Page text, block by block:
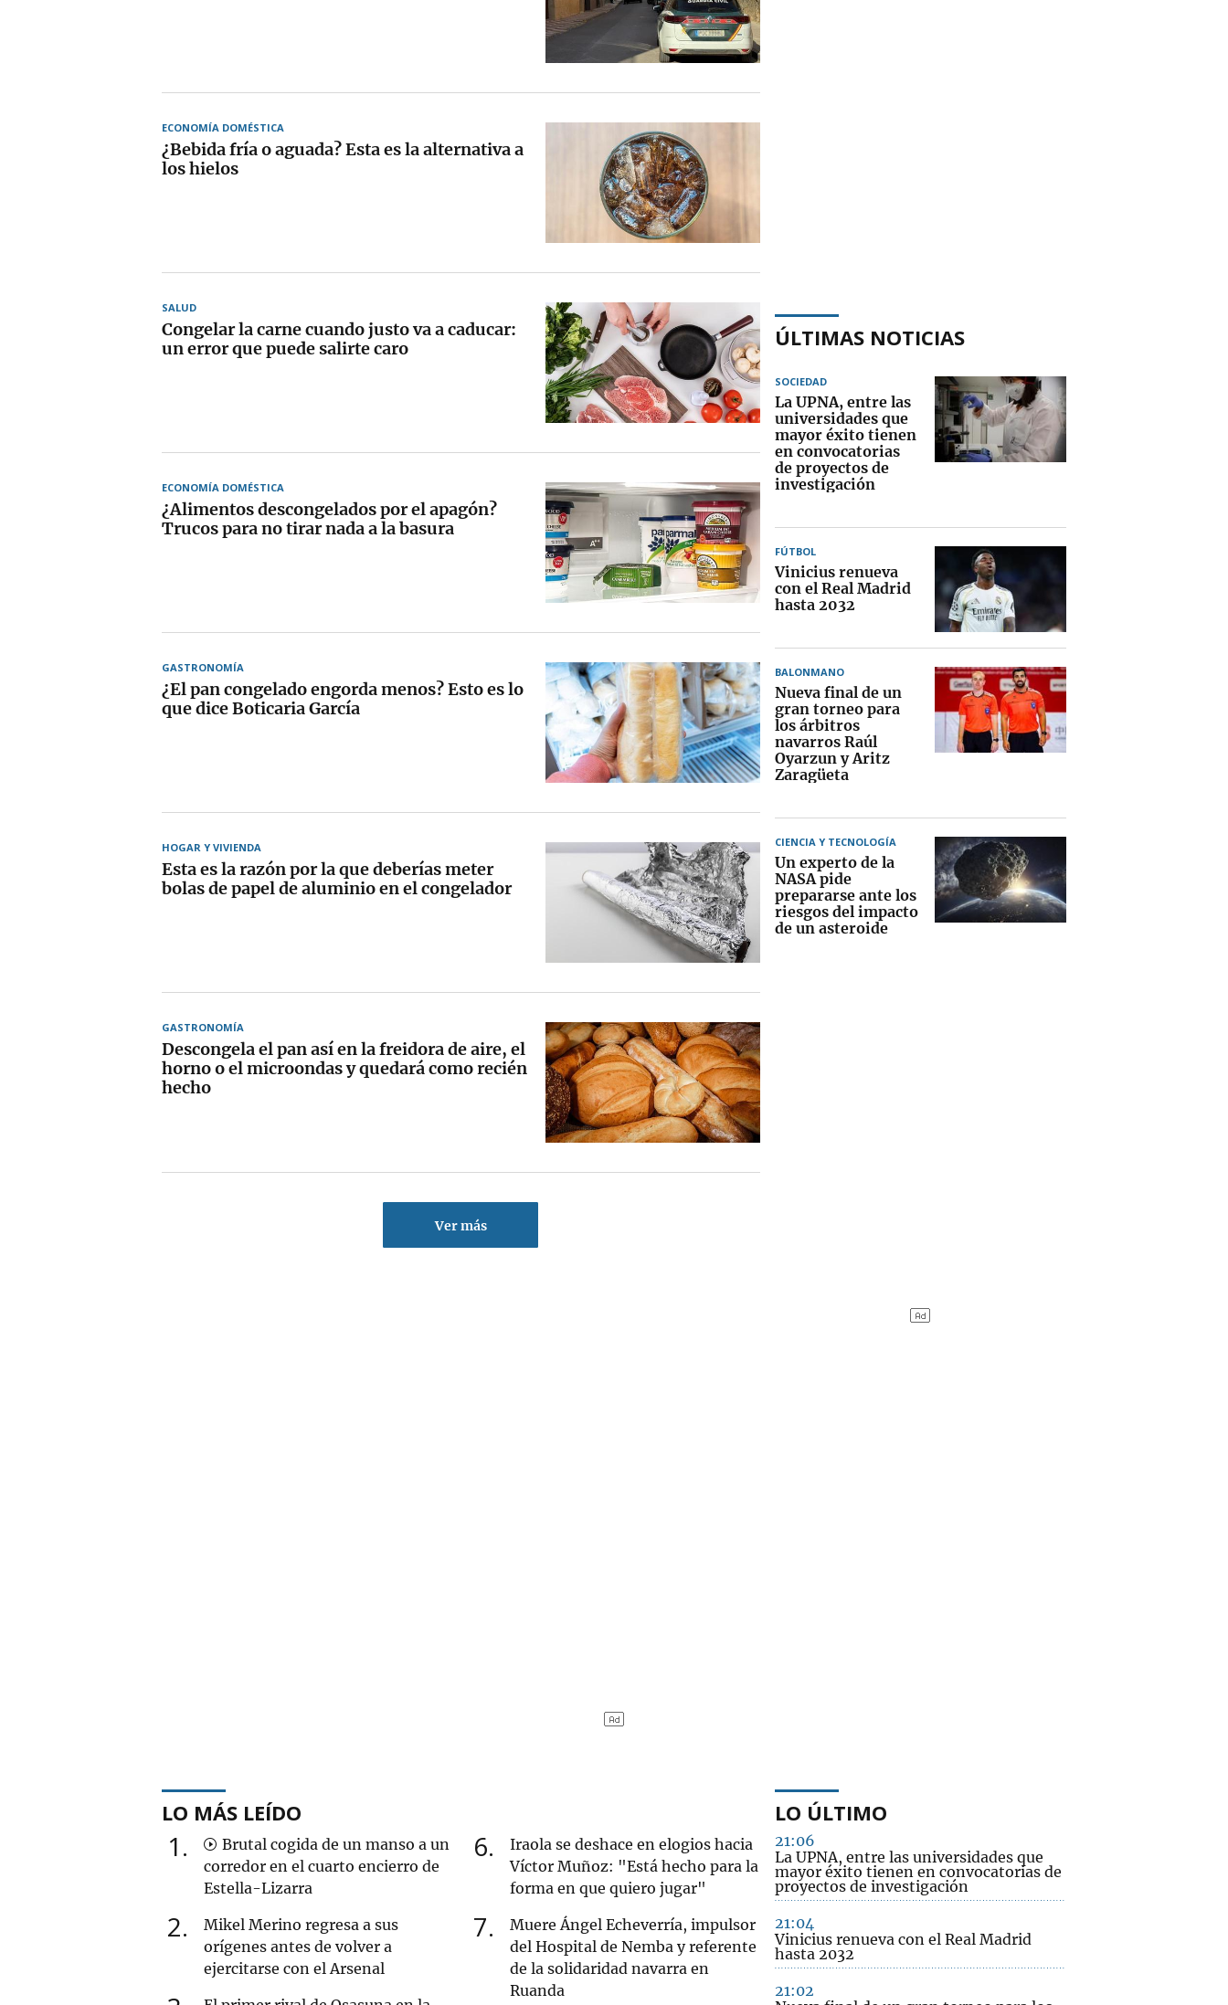
ECONOMÍA DOMÉSTICA
¿Bebida fría o aguada? Esta es la alternativa a
los hielos
SALUD
Congelar la carne cuando justo va a caducar:
un error que puede salirte caro
ECONOMÍA DOMÉSTICA
¿Alimentos descongelados por el apagón?
Trucos para no tirar nada a la basura
GASTRONOMÍA
¿El pan congelado engorda menos? Esto es lo
que dice Boticaria García
HOGAR Y VIVIENDA
Esta es la razón por la que deberías meter
bolas de papel de aluminio en el congelador
GASTRONOMÍA
Descongela el pan así en la freidora de aire, el
horno o el microondas y quedará como recién
hecho
Ver más
ÚLTIMAS NOTICIAS
SOCIEDAD
La UPNA, entre las
universidades que
mayor éxito tienen
en convocatorias
de proyectos de
investigación
FÚTBOL
Vinicius renueva
con el Real Madrid
hasta 2032
BALONMANO
Nueva final de un
gran torneo para
los árbitros
navarros Raúl
Oyarzun y Aritz
Zaragüeta
CIENCIA Y TECNOLOGÍA
Un experto de la
NASA pide
prepararse ante los
riesgos del impacto
de un asteroide
LO MÁS LEÍDO
1
Brutal cogida de un manso a un
corredor en el cuarto encierro de
Estella-Lizarra
2
Mikel Merino regresa a sus
orígenes antes de volver a
ejercitarse con el Arsenal
6
Iraola se deshace en elogios hacia
Víctor Muñoz: "Está hecho para la
forma en que quiero jugar"
7
Muere Ángel Echeverría, impulsor
del Hospital de Nemba y referente
de la solidaridad navarra en
Ruanda
LO ÚLTIMO
21:06
La UPNA, entre las universidades que
mayor éxito tienen en convocatorias de
proyectos de investigación
21:04
Vinicius renueva con el Real Madrid
hasta 2032
21:02